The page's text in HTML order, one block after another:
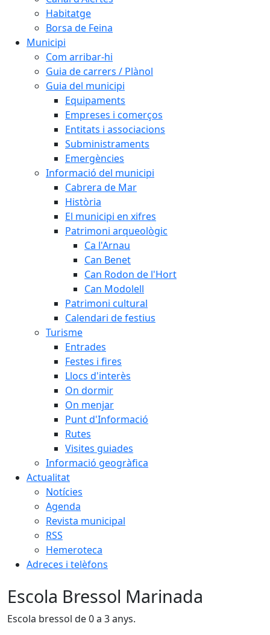
Habitatge
Borsa de Feina
Municipi
Com arribar-hi
Guia de carrers / Plànol
Guia del municipi
Equipaments
Empreses i comerços
Entitats i associacions
Subministraments
Emergències
Informació del municipi
Cabrera de Mar
Història
El municipi en xifres
Patrimoni arqueològic
Ca l'Arnau
Can Benet
Can Rodon de l'Hort
Can Modolell
Patrimoni cultural
Calendari de festius
Turisme
Entrades
Festes i fires
Llocs d'interès
On dormir
On menjar
Punt d'Informació
Rutes
Visites guiades
Informació geogràfica
Actualitat
Notícies
Agenda
Revista municipal
RSS
Hemeroteca
Adreces i telèfons
Escola Bressol Marinada
Escola bressol de 0 a 3 anys.